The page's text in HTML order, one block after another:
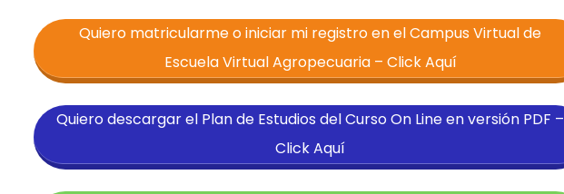
Quiero matricularme o iniciar mi registro en el Campus Virtual de
Escuela Virtual Agropecuaria – Click Aquí
Quiero descargar el Plan de Estudios del Curso On Line en versión PDF –
Click Aquí